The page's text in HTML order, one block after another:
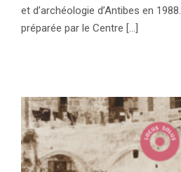
et d’archéologie d’Antibes en
préparée par le Centre [...]